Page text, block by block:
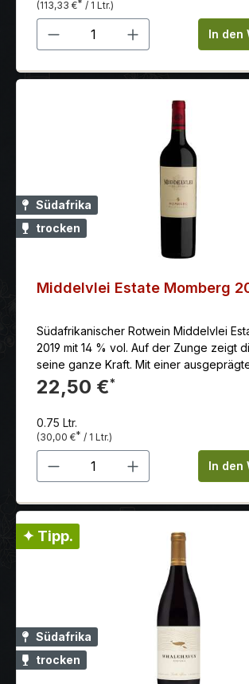
(113,33 €* / 1 Ltr.)
Produkt Anzahl: GibIn den
Südafrika
trocken
Middelvlei Estate Momberg
Südafrikanischer Rotwein Middelvlei
2019 mit 14 % vol. Auf der Zunge zeigt
seine ganze Kraft. Mit einer
Struktur an der sich ein voller,
Früchtekrob anschließt. Der Wein ist
22,50 €*
0.75 Ltr.
(30,00 €* / 1 Ltr.)
Produkt Anzahl: GibIn den
✦ Tipp.
Südafrika
trocken